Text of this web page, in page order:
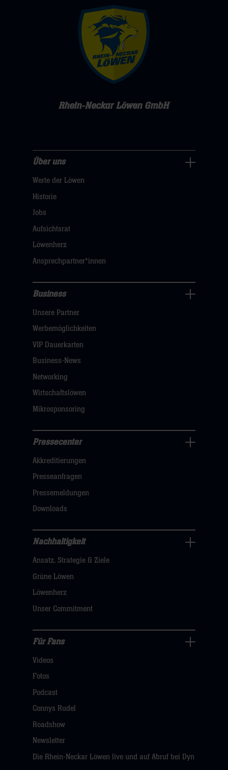
Rhein-Neckar Löwen GmbH
uns
Navigation
öffnen,
hier
Über uns
Werte der Löwen
Historie
Jobs
Aufsichtsrat
Löwenherz
Ansprechpartner*innen
Navigation
öffnen,
dann
klicken
Business
Unsere Partner
Werbemöglichkeiten
VIP Dauerkarten
Business-News
Networking
Wirtschaftslöwen
Mikrosponsoring
Navigation
öffnen,
dann
klicken
hier
Pressecenter
Akkreditierungen
Presseanfragen
Pressemeldungen
Downloads
Nachhaltigkeit
Navigation
öffnen,
dann
hier
Nachhaltigkeit
Ansatz, Strategie & Ziele
Grüne Löwen
Löwenherz
Unser Commitment
Fans
Navigation
öffnen,
dann
hier
Für Fans
Videos
Fotos
Podcast
Connys Rudel
Roadshow
Newsletter
Die Rhein-Neckar Löwen live und auf Abruf bei Dyn